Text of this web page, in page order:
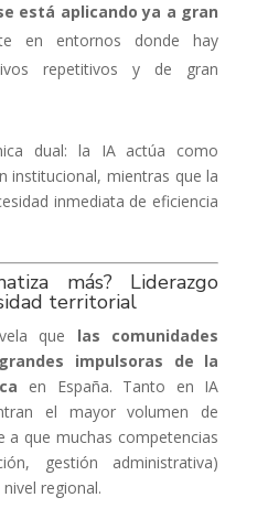
está aplicando ya a gran
en entornos donde hay
repetitivos y de gran
dual: la IA actúa como
institucional, mientras que la
inmediata de eficiencia
más? Liderazgo
territorial
que las comunidades
impulsoras de la
en España. Tanto en IA
el mayor volumen de
a que muchas competencias
gestión administrativa)
regional.